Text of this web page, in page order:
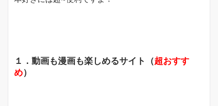
１．動画も漫画も楽しめるサイト（超おすす
め）